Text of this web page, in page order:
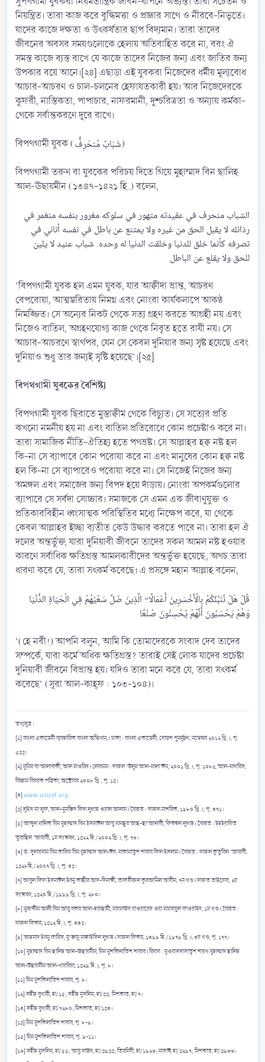
নিয়ন্ত্রিত। তারা কাজ করে বুদ্ধিমত্তা ও প্রজ্ঞার সাথে ও নীরবে-নিভৃতে।
যাদের কাজে দক্ষতা ও উৎকর্ষতার ছাপ বিদ্যমান। তারা তাদের
জীবনের অবসর সময়গুলোকে হেলায় অতিবাহিত করে না, বরং ঐ
সমস্ত কাজে ব্যস্ত রাখে যে কাজে তাদের নিজের জন্য এবং জাতির জন্য
উপকার বয়ে আনে।[২৪] এছাড়া এই যুবকরা নিজেদের ধর্মীয় মূল্যবোধ
আচার-আচরণ ও চাল-চলনের হেফাযতকারী হয়। আর নিজেদেরকে
কুফরী, নাস্তিকতা, পাপাচার, নাফরমানী, দুশ্চরিত্রতা ও অন্যায় কর্মকা-
থেকে সর্বান্তকরণে দূরে রাখে।
বিপথগামী যুবক (شَبَابٌ مُنحَرِفٌٌ)
বিপথগামী তরুণ বা যুবকের পরিচয় দিতে গিয়ে মুহাম্মাদ বিন ছালিহ
আল-ঊছায়মীন (১৩৪৭-১৪২১ হি.) বলেন,
الشباب منحرف في عقيدته متهور في سلوكه مغرور بنفسه منغمر في
رذائله لا يقبل الحق من غيره ولا يمتنع عن باطل في نفسه أناني في
تصرفه كأنما خلق للدنيا وخلقت الدنيا له وحده. شباب عنيد لا يلين
‘বিপথগামী যুবক হল এমন যুবক, যার আক্বীদা ভ্রান্ত, আচরণ
বেপরোয়া, আত্মম্ভরিতায় নিমগ্ন এবং নোংরা কার্যকলাপে আকণ্ঠ
নিমজ্জিত। সে অন্যের নিকট থেকে সত্য গ্রহণ করতে আগ্রহী নয় এবং
নিজেও বাতিল, অগ্রহণযোগ্য কাজ থেকে নিবৃত হতে রাযী নয়। সে
আচার-আচরণে স্বার্থপর, যেন সে কেবল দুনিয়ার জন্য সৃষ্ট হয়েছে এবং
দুনিয়াও শুধু তার জন্যই সৃষ্টি হয়েছে’।[২৫]
বিপথগামী যুবকের বৈশিষ্ট্য
বিপথগামী যুবক ছিরাতে মুস্তাক্বীম থেকে বিচ্যুত। সে সত্যের প্রতি
কখনো নমনীয় হয় না এবং বাতিল প্রতিরোধে কোন প্রচেষ্টাও করে না।
তারা সামাজিক নীতি-ঐতিহ্য হতে পথভ্রষ্ট। সে আল্লাহর হক্ব নষ্ট হল
কি-না সে ব্যাপারে কোন পরোয়া করে না এবং মানুষের কোন হক্ব নষ্ট
হল কি-না সে ব্যাপারেও পরোয়া করে না। সে নিজেই নিজের জন্য
অমঙ্গল এবং সমাজের জন্য বিপদ হয়ে দাঁড়ায়। নোংরা অপকর্মগুলোর
ব্যাপারে সে সর্বদা সোচ্চার। সমাজকে সে এমন এক জীবাণুযুক্ত ও
প্রতিকারবিহীন ধ্বংসাত্মক পরিস্থিতির মধ্যে নিক্ষেপ করে, যা থেকে
কেবল আল্লাহর ইচ্ছা ব্যতীত কেউ উদ্ধার করতে পারে না। তারা হল ঐ
দলের অন্তর্ভুক্ত, যারা দুনিয়াবী জীবনে তাদের সকল আমল নষ্ট হওয়ার
কারণে সর্বাধিক ক্ষতিগ্রস্ত আমলকারীদের অন্তর্ভুক্ত হয়েছে, অথচ তারা
ধারণা করে যে, তারা সৎকর্ম করেছে। এ প্রসঙ্গে মহান আল্লাহ বলেন,
قُلْ هَلْ نُنَبِّئُكُمْ بِالْأَخْسَرِينَ أَعْمَالًا- الَّذِينَ ضَلَّ سَعْيُهُمْ فِي الْحَيَاةِ الدُّنْيَا
‘(হে নবী!) আপনি বলুন, আমি কি তোমাদেরকে সংবাদ দেব তাদের
সম্পর্কে, যারা কর্মে অধিক ক্ষতিগ্রস্ত? তারাই সেই লোক যাদের প্রচেষ্টা
দুনিয়াবী জীবনে বিভ্রান্ত হয়। যদিও তারা মনে করে যে, তারা সৎকর্ম
করেছে’ (সূরা আল-কাহ্ফ : ১০৩-১০৪)।
তথ্যসূত্র :
[১] বাংলা একাডেমী ব্যবহারিক বাংলা অভিধান, (ঢাকা : বাংলা একাডেমী, ষোড়শ পুনর্মুদ্রণ, নভেম্বর ২০১২ খ্রি.), পৃ.
৫৪৪।
[২] মুনির বা‘আলাবাকী, আল মাওরিদ (লেবানন : দারুল ‘উলূম আল-মালা‘ঈন, ২০০১ খ্রি.), পৃ. ১০৮৫, আল-মাগরিস,
বিজ্ঞান বিষয়ক পত্রিকা, অক্টোবর ২০০৮ খ্রি., পৃ. ১৪।
[৩] www.unicef.org.
[৪] লুইস মা‘লূফ, আল-মুনজিদ ফিল লুগাহ ওয়াল আলাম (বৈরূত : দারুল মাশরিক, ১৯৮০ খ্রি.), পৃ. ৩৭১।
[৫] আব্দুল মালিক বিন মুহাম্মাদ বিন ইসমাঈল আবূ মানছুর আছ-ছা‘আলাবী, ফিকহুল লুগাহ (বৈরূত : ইহইয়ায়িত
তুরাছিল ‘আরাবী, ১ম সংস্করণ, ১৪২২ হি./২০০২ খ্রি.), পৃ. ৭৬।
[৬] ড. সুলায়মান বিন কাসিম বিন মুহাম্মাদ আল-ঈদ, মাকানাতুশ শাবাব ফিল ইসলাম (বৈরূত : দারুল কুতুবিল ‘আরাবী,
১৪২৮হি./২০০৭ খ্রি.), পৃ. ৩৪।
[৭] আবুল ফিদা ইসমাঈল ইবনু কাছীর আদ-দিমাস্কী, তাফসীরুল কুরআনিল আযীম, ৭ম খণ্ড (দারুত তাইয়েবা, ২য়
সংস্করণ, ১৪২০ হি./১৯৯৯ খ্রি.), পৃ. ২৮০।
[৮] নূরুদ্দীন আলী বিন আবূ বকর আল-হায়ছামী, মাযমাঊয যাওয়ায়েদ ওয়া মামবায়ুল ফাওয়াইদ, ১ম খণ্ড (বৈরূত :
দারুল ফিকর, ১৪১২ হি.), পৃ. ৩৩৪।
[৯] আহমাদ ইবনু ফারিস, মু‘জামু মাক্বাইসিল লুগাহ (দারুল ফিকর, ১৩৯৯ হি./১৯৭৯ খ্রি.), ৩য় খণ্ড, পৃ. ১৭৭।
[১০] মুহাম্মাদ বিন ছালিহ আল-ঊছায়মীন, মিন মুশকিলাতিশ শাবাব (রিয়ায : মুওয়াসসাসাতুশ শায়খ মুহাম্মাদ ছালিহ
আল-উছায়মীন আল-খায়রিয়া, ১৪২৯ হি.), পৃ. ৮।
[১১] মিন মুশকিলাতিশ শাবাব, পৃ. ৮।
[১২] সহীহ বুখারী, হা/১৫; সহীহ মুসলিম, হা/৪৪; মিশকাত, হা/৭।
[১৩] সহীহ বুখারী, হা/৭২৮০; মিশকাত, হা/১৪৩।
[১৪] মিন মুশকিলাতিশ শাবাব, পৃ. ৮-৯।
[১৫] মিন মুশকিলাতিশ শাবাব, পৃ. ৯-১১।
[১৬] সহীহ মুসলিম, হা/৫৫; আবু দাঊদ, হা/৪৯৪৪; তিরমিযী, হা/১৯২৬; নাসাঈ, হা/৪২৯৭; মিশকাত, হা/৪৯৬৬।